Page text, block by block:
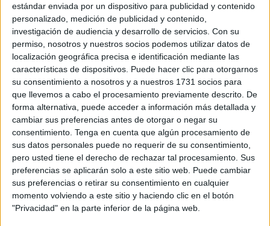
estándar enviada por un dispositivo para publicidad y contenido
personalizado, medición de publicidad y contenido,
investigación de audiencia y desarrollo de servicios. Con su
permiso, nosotros y nuestros socios podemos utilizar datos de
localización geográfica precisa e identificación mediante las
características de dispositivos. Puede hacer clic para otorgarnos
su consentimiento a nosotros y a nuestros 1731 socios para
que llevemos a cabo el procesamiento previamente descrito. De
forma alternativa, puede acceder a información más detallada y
cambiar sus preferencias antes de otorgar o negar su
consentimiento. Tenga en cuenta que algún procesamiento de
sus datos personales puede no requerir de su consentimiento,
pero usted tiene el derecho de rechazar tal procesamiento. Sus
preferencias se aplicarán solo a este sitio web. Puede cambiar
sus preferencias o retirar su consentimiento en cualquier
momento volviendo a este sitio y haciendo clic en el botón
"Privacidad" en la parte inferior de la página web.
Estos patógenos fueron hallados en las bebidas
heladas, lo cual enciende la luz de alarma en Europa,
donde se está viviendo unaola de calor muy intensa, y
las personas recurren con mayor frecuencia a este tipo
de bebidas a lo largo del día.